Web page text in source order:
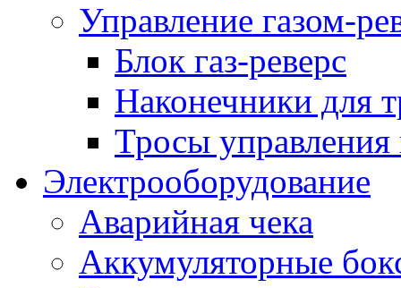
Управление газом-
Блок газ-реверс
Наконечники для
Тросы управления
Электрооборудование
Аварийная чека
Аккумуляторные